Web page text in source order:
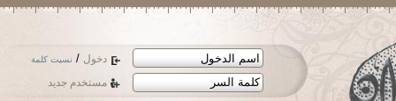
دخول / نسيت كلمة
مستخدم جديد